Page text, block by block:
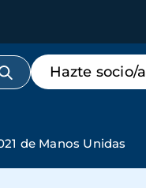
Menú
de
destacados
Hazte socio/a
de Manos Unidas